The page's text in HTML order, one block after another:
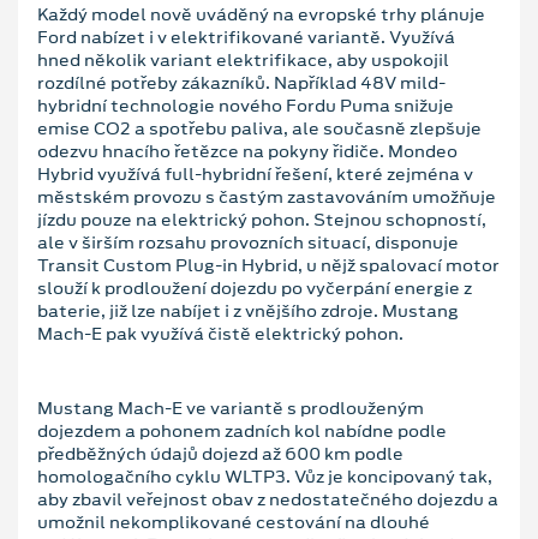
Každý model nově uváděný na evropské trhy plánuje
Ford nabízet i v elektrifikované variantě. Využívá
hned několik variant elektrifikace, aby uspokojil
rozdílné potřeby zákazníků. Například 48V mild-
hybridní technologie nového Fordu Puma snižuje
emise CO2 a spotřebu paliva, ale současně zlepšuje
odezvu hnacího řetězce na pokyny řidiče. Mondeo
Hybrid využívá full-hybridní řešení, které zejména v
městském provozu s častým zastavováním umožňuje
jízdu pouze na elektrický pohon. Stejnou schopností,
ale v širším rozsahu provozních situací, disponuje
Transit Custom Plug-in Hybrid, u nějž spalovací motor
slouží k prodloužení dojezdu po vyčerpání energie z
baterie, již lze nabíjet i z vnějšího zdroje. Mustang
Mach-E pak využívá čistě elektrický pohon.
Mustang Mach-E ve variantě s prodlouženým
dojezdem a pohonem zadních kol nabídne podle
předběžných údajů dojezd až 600 km podle
homologačního cyklu WLTP3. Vůz je koncipovaný tak,
aby zbavil veřejnost obav z nedostatečného dojezdu a
umožnil nekomplikované cestování na dlouhé